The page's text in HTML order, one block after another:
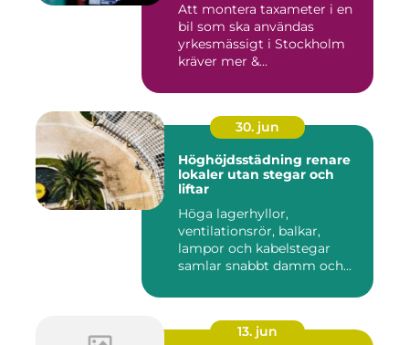
Att montera taxameter i en
bil som ska användas
yrkesmässigt i Stockholm
kräver mer &...
30. jun
Höghöjdsstädning renare
lokaler utan stegar och
liftar
Höga lagerhyllor,
ventilationsrör, balkar,
lampor och kabelstegar
samlar snabbt damm och
13. jun